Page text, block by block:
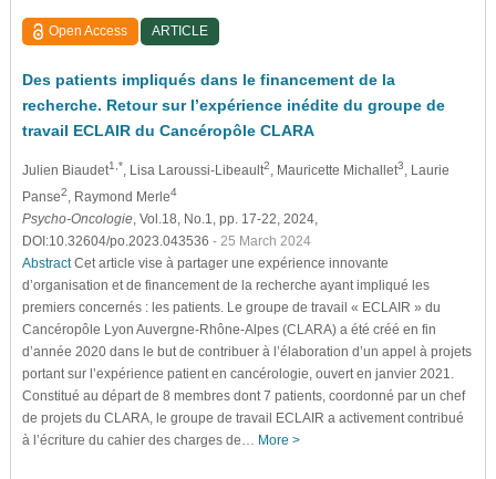
Open Access ARTICLE
Des patients impliqués dans le financement de la
recherche. Retour sur l’expérience inédite du groupe de
travail ECLAIR du Cancéropôle CLARA
Julien Biaudet1,* , Lisa Laroussi-Libeault2 , Mauricette Michallet3
, Laurie
Panse2 , Raymond Merle4
Psycho-Oncologie, Vol.18, No.1, pp. 17-22, 2024,
DOI:10.32604/po.2023.043536 - 25 March 2024
AbstractCet article vise à partager une expérience innovante
d’organisation et de financement de la recherche ayant impliqué les
premiers concernés : les patients. Le groupe de travail « ECLAIR » du
Cancéropôle Lyon Auvergne-Rhône-Alpes (CLARA) a été créé en fin
d’année 2020 dans le but de contribuer à l’élaboration d’un appel à projets
portant sur l’expérience patient en cancérologie, ouvert en janvier 2021.
Constitué au départ de 8 membres dont 7 patients, coordonné par un chef
de projets du CLARA, le groupe de travail ECLAIR a activement contribué
à l’écriture du cahier des charges de… More >